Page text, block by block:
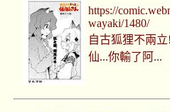
https://
wayaki/1480/
自古狐狸不兩立!
仙...你輸了阿...